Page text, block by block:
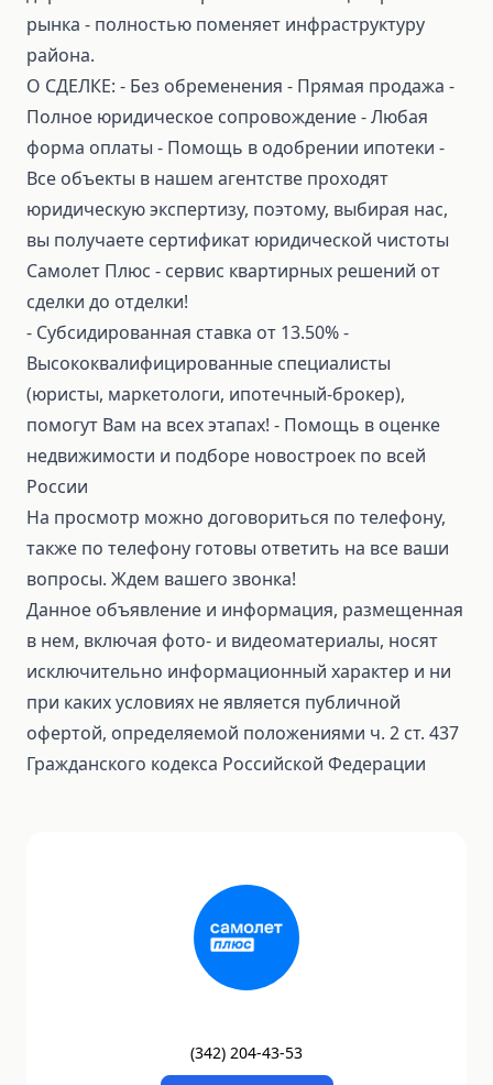
рынка - полностью поменяет инфраструктуру
района.
О СДЕЛКЕ: ⁃ Без обременения ⁃ Прямая продажа ⁃
Полное юридическое сопровождение ⁃ Любая
форма оплаты ⁃ Помощь в одобрении ипотеки ⁃
Все объекты в нашем агентстве проходят
юридическую экспертизу, поэтому, выбирая нас,
вы получаете сертификат юридической чистоты
Самолет Плюс - сервис квартирных решений от
сделки до отделки!
⁃ Субсидированная ставка от 13.50% ⁃
Высококвалифицированные специалисты
(юристы, маркетологи, ипотечный-брокер),
помогут Вам на всех этапах! ⁃ Помощь в оценке
недвижимости и подборе новостроек по всей
России
На просмотр можно договориться по телефону,
также по телефону готовы ответить на все ваши
вопросы. Ждем вашего звонка!
Данное объявление и информация, размещенная
в нем, включая фото- и видеоматериалы, носят
исключительно информационный характер и ни
при каких условиях не является публичной
офертой, определяемой положениями ч. 2 ст. 437
Гражданского кодекса Российской Федерации
(342) 204-43-53